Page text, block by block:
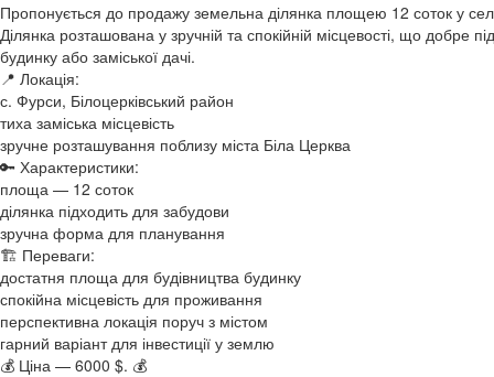
Пропонується до продажу земельна ділянка площею 12 соток у
Ділянка розташована у зручній та спокійній місцевості, що добре
будинку або заміської дачі.
📍 Локація:
с. Фурси, Білоцерківський район
тиха заміська місцевість
зручне розташування поблизу міста Біла Церква
🔑 Характеристики:
площа — 12 соток
ділянка підходить для забудови
зручна форма для планування
🏗 Переваги:
достатня площа для будівництва будинку
спокійна місцевість для проживання
перспективна локація поруч з містом
гарний варіант для інвестиції у землю
💰 Ціна — 6000 $. 💰